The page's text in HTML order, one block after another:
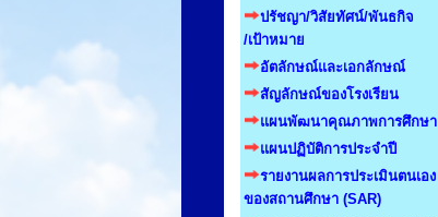
ปรัชญา/วิสัยทัศน์/พันธกิจ
/เป้าหมาย
อัตลักษณ์และเอกลักษณ์
สัญลักษณ์ของโรงเรียน
แผนพัฒนาคุณภาพการศึกษา
แผนปฏิบัติการประจำปี
รายงานผลการประเมินตนเอง
ของสถานศึกษา (SAR)